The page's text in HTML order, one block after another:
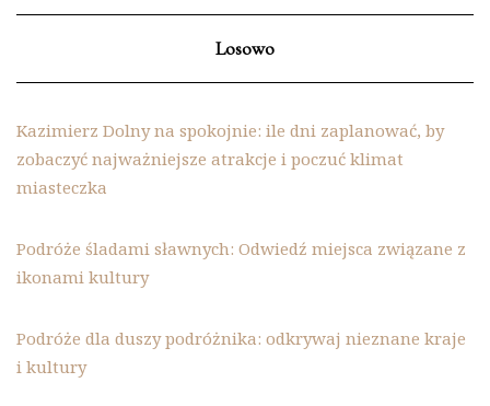
Losowo
Kazimierz Dolny na spokojnie: ile dni zaplanować, by
zobaczyć najważniejsze atrakcje i poczuć klimat
miasteczka
Podróże śladami sławnych: Odwiedź miejsca związane z
ikonami kultury
Podróże dla duszy podróżnika: odkrywaj nieznane kraje
i kultury